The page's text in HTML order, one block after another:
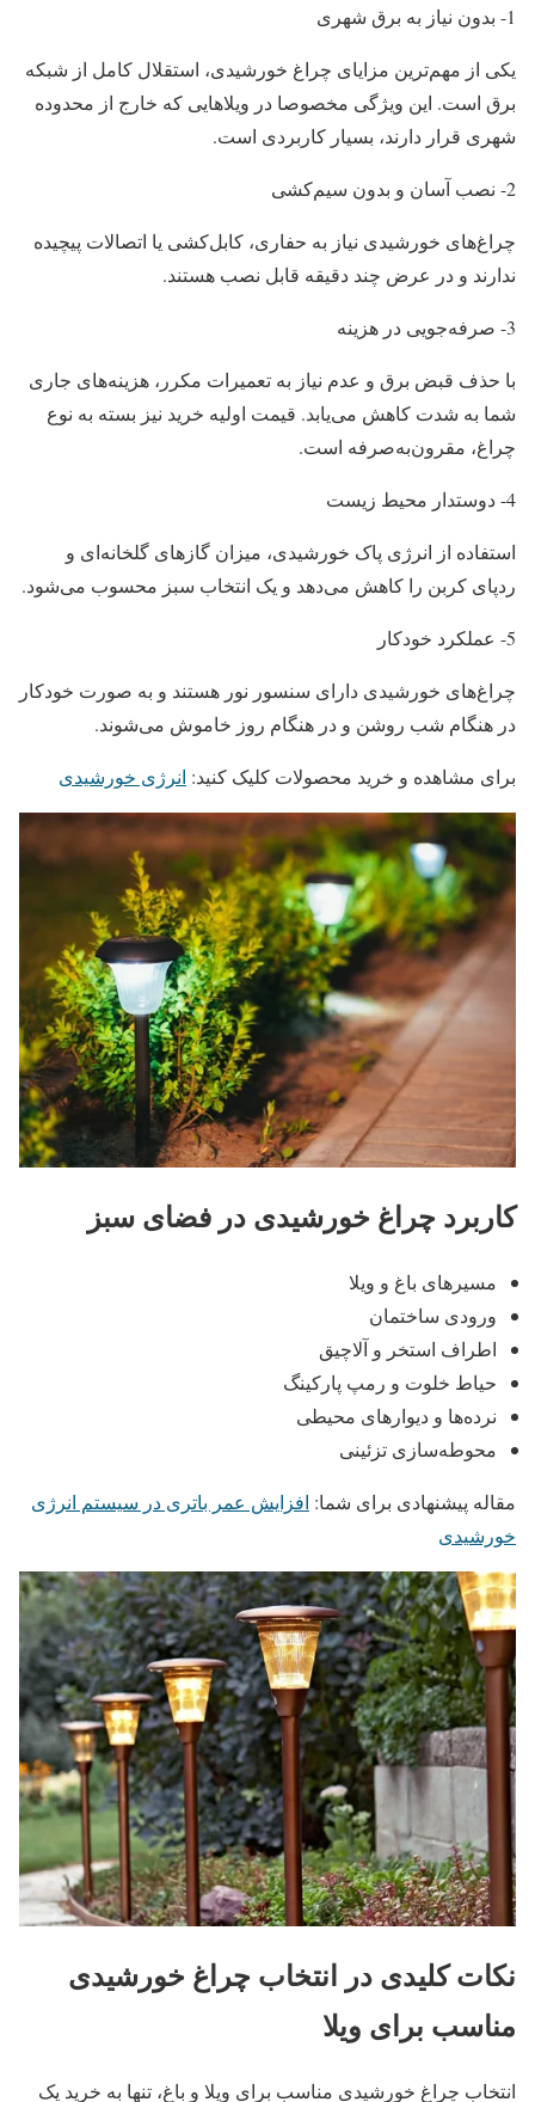
1- بدون نیاز به برق شهری
یکی از مهم‌ترین مزایای چراغ خورشیدی، استقلال کامل از شبکه
برق است. این ویژگی مخصوصا در ویلاهایی که خارج از محدوده
شهری قرار دارند، بسیار کاربردی است.
2- نصب آسان و بدون سیم‌کشی
چراغ‌های خورشیدی نیاز به حفاری، کابل‌کشی یا اتصالات پیچیده
ندارند و در عرض چند دقیقه قابل نصب هستند.
3- صرفه‌جویی در هزینه
با حذف قبض برق و عدم نیاز به تعمیرات مکرر، هزینه‌های جاری
شما به ‌شدت کاهش می‌یابد. قیمت اولیه خرید نیز بسته به نوع
چراغ، مقرون‌به‌صرفه است.
4- دوستدار محیط زیست
استفاده از انرژی پاک خورشیدی، میزان گازهای گلخانه‌ای و
ردپای کربن را کاهش می‌دهد و یک انتخاب سبز محسوب می‌شود.
5- عملکرد خودکار
چراغ‌های خورشیدی دارای سنسور نور هستند و به‌ صورت خودکار
در هنگام شب روشن و در هنگام روز خاموش می‌شوند.
برای مشاهده و خرید محصولات کلیک کنید: انرژی خورشیدی
کاربرد چراغ خورشیدی در فضای سبز
مسیرهای باغ و ویلا
ورودی ساختمان
اطراف استخر و آلاچیق
حیاط خلوت و رمپ پارکینگ
نرده‌ها و دیوارهای محیطی
محوطه‌سازی تزئینی
مقاله پیشنهادی برای شما: افزایش عمر باتری در سیستم انرژی
خورشیدی
نکات کلیدی در انتخاب چراغ خورشیدی
مناسب برای ویلا
انتخاب چراغ خورشیدی مناسب برای ویلا و باغ، تنها به خرید یک